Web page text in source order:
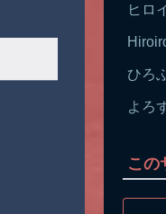
ヒロ
ひろ
よろ
この